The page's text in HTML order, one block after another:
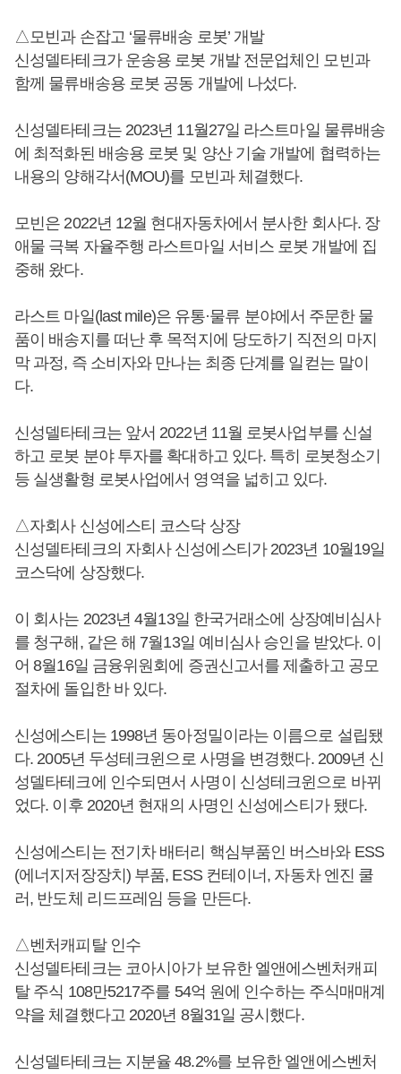
△모빈과 손잡고 ‘물류배송 로봇’ 개발
신성델타테크가 운송용 로봇 개발 전문업체인 모빈과
함께 물류배송용 로봇 공동 개발에 나섰다.
신성델타테크는 2023년 11월27일 라스트마일 물류배송
에 최적화된 배송용 로봇 및 양산 기술 개발에 협력하는
내용의 양해각서(MOU)를 모빈과 체결했다.
모빈은 2022년 12월 현대자동차에서 분사한 회사다. 장
애물 극복 자율주행 라스트마일 서비스 로봇 개발에 집
중해 왔다.
라스트 마일(last mile)은 유통·물류 분야에서 주문한 물
품이 배송지를 떠난 후 목적지에 당도하기 직전의 마지
막 과정, 즉 소비자와 만나는 최종 단계를 일컫는 말이
다.
신성델타테크는 앞서 2022년 11월 로봇사업부를 신설
하고 로봇 분야 투자를 확대하고 있다. 특히 로봇청소기
등 실생활형 로봇사업에서 영역을 넓히고 있다.
△자회사 신성에스티 코스닥 상장
신성델타테크의 자회사 신성에스티가 2023년 10월19일
코스닥에 상장했다.
이 회사는 2023년 4월13일 한국거래소에 상장예비심사
를 청구해, 같은 해 7월13일 예비심사 승인을 받았다. 이
어 8월16일 금융위원회에 증권신고서를 제출하고 공모
절차에 돌입한 바 있다.
신성에스티는 1998년 동아정밀이라는 이름으로 설립됐
다. 2005년 두성테크윈으로 사명을 변경했다. 2009년 신
성델타테크에 인수되면서 사명이 신성테크윈으로 바뀌
었다. 이후 2020년 현재의 사명인 신성에스티가 됐다.
신성에스티는 전기차 배터리 핵심부품인 버스바와 ESS
(에너지저장장치) 부품, ESS 컨테이너, 자동차 엔진 쿨
러, 반도체 리드프레임 등을 만든다.
△벤처캐피탈 인수
신성델타테크는 코아시아가 보유한 엘앤에스벤처캐피
탈 주식 108만5217주를 54억 원에 인수하는 주식매매계
약을 체결했다고 2020년 8월31일 공시했다.
신성델타테크는 지분율 48.2%를 보유한 엘앤에스벤처